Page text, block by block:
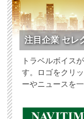
注目企業 セレ
トラベルボイス
す。ロゴをクリ
ーやニュースを